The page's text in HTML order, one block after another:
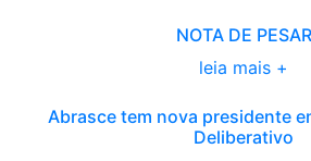
NOTA DE PESAR
leia mais +
Abrasce tem nova presidente
Deliberativo